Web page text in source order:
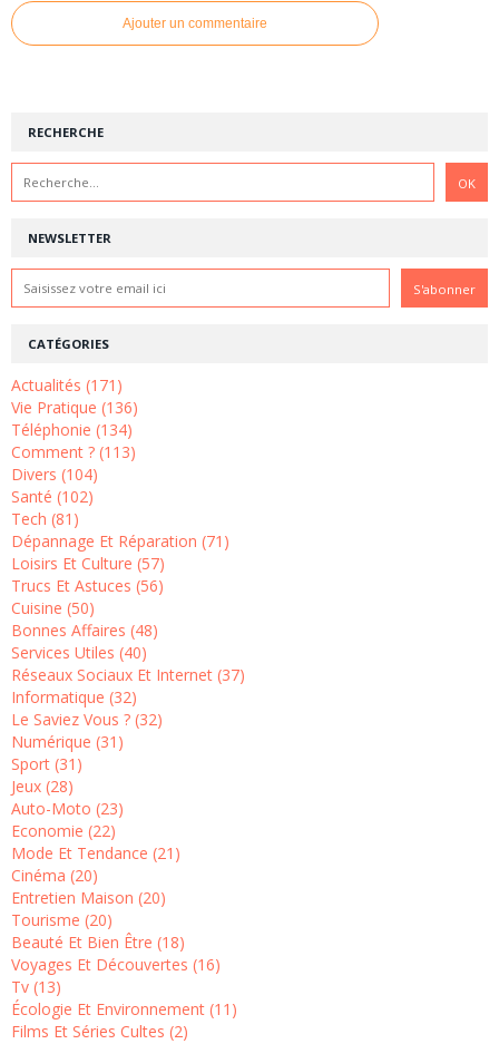
Ajouter un commentaire
NEWSLETTER
RECHERCHE
CATÉGORIES
Actualités (171)
Vie Pratique (136)
Téléphonie (134)
Comment ? (113)
Divers (104)
Santé (102)
Tech (81)
Dépannage Et Réparation (71)
Loisirs Et Culture (57)
Trucs Et Astuces (56)
Cuisine (50)
Bonnes Affaires (48)
Services Utiles (40)
Réseaux Sociaux Et Internet (37)
Informatique (32)
Le Saviez Vous ? (32)
Numérique (31)
Sport (31)
Jeux (28)
Auto-Moto (23)
Economie (22)
Mode Et Tendance (21)
Cinéma (20)
Entretien Maison (20)
Tourisme (20)
Beauté Et Bien Être (18)
Voyages Et Découvertes (16)
Tv (13)
Écologie Et Environnement (11)
Films Et Séries Cultes (2)